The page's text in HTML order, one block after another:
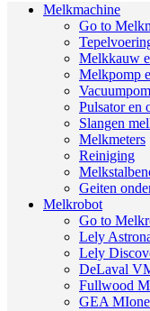
Melkmachine
Go to
Melkkauw
Melkpomp
Pulsator en
Slangen
Melkmeters
Reiniging
Geiten
Melkrobot
Go to
Lely
Lely
DeLaval
Fullwood
GEA MIone